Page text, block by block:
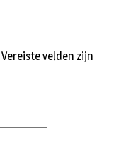
Vereiste velden zijn